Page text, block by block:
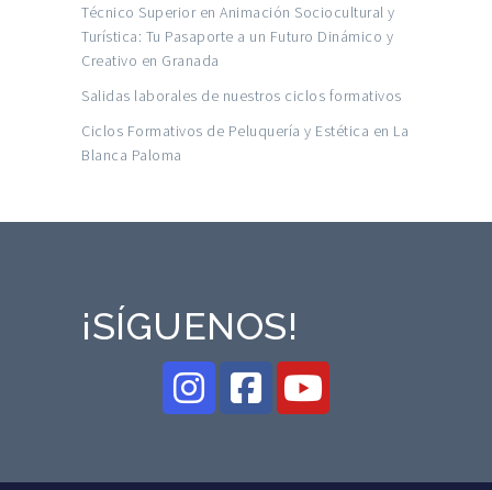
Técnico Superior en Animación Sociocultural y
Turística: Tu Pasaporte a un Futuro Dinámico y
Creativo en Granada
Salidas laborales de nuestros ciclos formativos
Ciclos Formativos de Peluquería y Estética en La
Blanca Paloma
¡SÍGUENOS!